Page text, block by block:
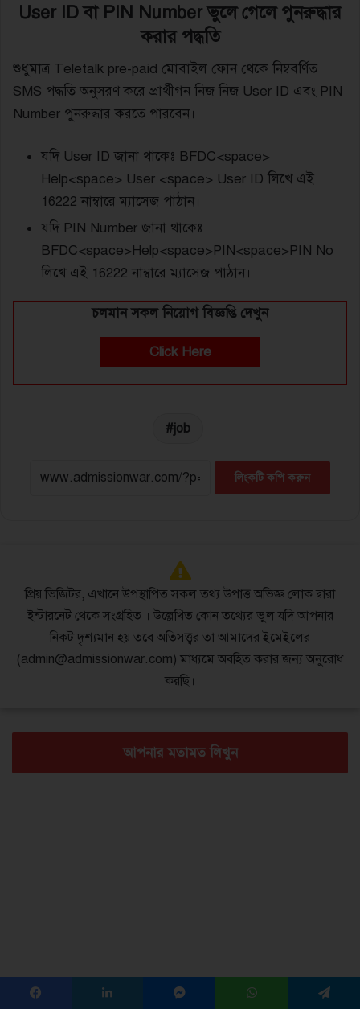
User ID বা PIN Number ভুলে গেলে পুনরুদ্ধার
করার পদ্ধতি
শুধুমাত্র Teletalk pre-paid মোবাইল ফোন থেকে নিম্ববর্ণিত
SMS পদ্ধতি অনুসরণ করে প্রার্থীগন নিজ নিজ User ID এবং PIN
Number পুনরুদ্ধার করতে পারবেন।
যদি User ID জানা থাকেঃ BFDC<space>
Help<space> User <space> User ID লিখে এই
16222 নাম্বারে ম্যাসেজ পাঠান।
যদি PIN Number জানা থাকেঃ
BFDC<space>Help<space>PIN<space>PIN No
লিখে এই 16222 নাম্বারে ম্যাসেজ পাঠান।
চলমান সকল নিয়োগ বিজ্ঞপ্তি দেখুন
Click Here
job
লিংকটি কপি করুন
প্রিয় ভিজিটর, এখানে উপস্থাপিত সকল তথ্য উপাত্ত অভিজ্ঞ লোক দ্বারা
ইন্টারনেট থেকে সংগ্রহিত । উল্লেখিত কোন তথ্যের ভুল যদি আপনার
নিকট দৃশ্যমান হয় তবে অতিসত্ত্বর তা আমাদের ইমেইলের
(admin@admissionwar.com) মাধ্যমে অবহিত করার জন্য অনুরোধ
করছি।
আপনার মতামত লিখুন